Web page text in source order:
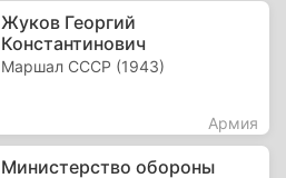
Жуков Георгий
Константинович
Маршал СССР (1943)
Армия
Министерство обороны